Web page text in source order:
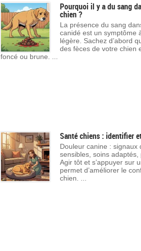
Pourquoi il y a du sang
chien ?
La présence du sang
canidé est un symptôme
légère. Sachez d’abord
des fèces de votre chien
foncé ou brune. ...
Santé chiens : identifier
Douleur canine : signaux
sensibles, soins adaptés,
Agir tôt et s’appuyer sur
permet d’améliorer le
chien. ...